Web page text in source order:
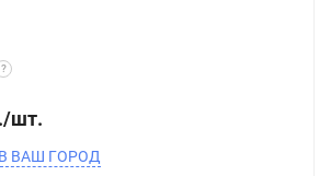
?
/шт.
ВАШ ГОРОД